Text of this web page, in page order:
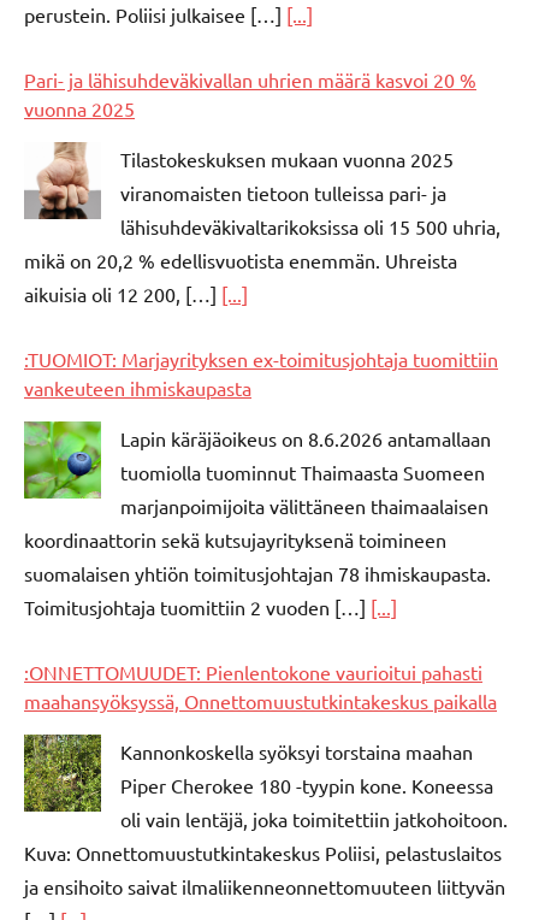
perustein. Poliisi julkaisee […] [...]
Pari- ja lähisuhdeväkivallan uhrien määrä kasvoi 20 %
vuonna 2025
Tilastokeskuksen mukaan vuonna 2025
viranomaisten tietoon tulleissa pari- ja
lähisuhdeväkivaltarikoksissa oli 15 500 uhria,
mikä on 20,2 % edellisvuotista enemmän. Uhreista
aikuisia oli 12 200, […] [...]
:TUOMIOT: Marjayrityksen ex-toimitusjohtaja tuomittiin
vankeuteen ihmiskaupasta
Lapin käräjäoikeus on 8.6.2026 antamallaan
tuomiolla tuominnut Thaimaasta Suomeen
marjanpoimijoita välittäneen thaimaalaisen
koordinaattorin sekä kutsujayrityksenä toimineen
suomalaisen yhtiön toimitusjohtajan 78 ihmiskaupasta.
Toimitusjohtaja tuomittiin 2 vuoden […] [...]
:ONNETTOMUUDET: Pienlentokone vaurioitui pahasti
maahansyöksyssä, Onnettomuustutkintakeskus paikalla
Kannonkoskella syöksyi torstaina maahan
Piper Cherokee 180 -tyypin kone. Koneessa
oli vain lentäjä, joka toimitettiin jatkohoitoon.
Kuva: Onnettomuustutkintakeskus Poliisi, pelastuslaitos
ja ensihoito saivat ilmaliikenneonnettomuuteen liittyvän